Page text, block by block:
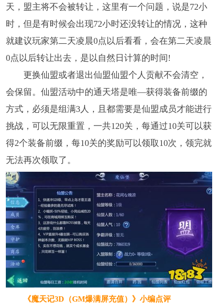
天，盟主将不会被转让，这里有一个问题，说是72小
时，但是有时候会出现72小时还没转让的情况，这种
就建议玩家第二天凌晨0点以后看看，会在第二天凌晨
0点以后转让出去，是以自然日计算的时间!
更换仙盟或者退出仙盟仙盟个人贡献不会清空，
会保留。仙盟活动中的通天塔是唯―获得装备前缀的
方式，必须是组满3人，且都需要是仙盟成员才能进行
挑战，可以无限重置，一共120关，每通过10关可以获
得2个装备前缀，每10关的奖励可以领取10次，领完就
无法再次领取了。
《魔天记3D（GM爆满屏充值）》小编点评